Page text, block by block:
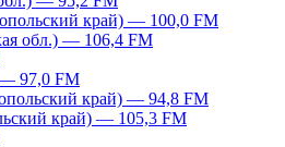
край) — 100,0 FM
обл.) — 106,4 FM
97,0 FM
край) — 94,8 FM
край) — 105,3 FM